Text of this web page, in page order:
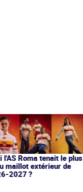
l'AS Roma tenait le plus
maillot extérieur de
2027 ?